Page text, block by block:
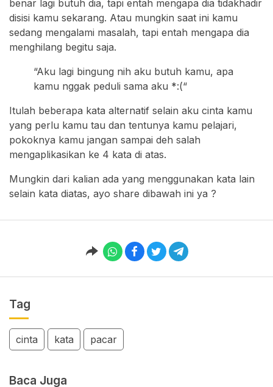
benar lagi butuh dia, tapi entah mengapa dia tidakhadir
disisi kamu sekarang. Atau mungkin saat ini kamu
sedang mengalami masalah, tapi entah mengapa dia
menghilang begitu saja.
“Aku lagi bingung nih aku butuh kamu, apa
kamu nggak peduli sama aku *:(“
Itulah beberapa kata alternatif selain aku cinta kamu
yang perlu kamu tau dan tentunya kamu pelajari,
pokoknya kamu jangan sampai deh salah
mengaplikasikan ke 4 kata di atas.
Mungkin dari kalian ada yang menggunakan kata lain
selain kata diatas, ayo share dibawah ini ya ?
Tag
cinta kata pacar
Baca Juga